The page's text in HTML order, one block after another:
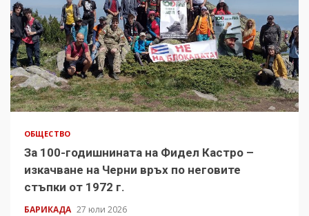
ОБЩЕСТВО
За 100-годишнината на Фидел Кастро –
изкачване на Черни връх по неговите
стъпки от 1972 г.
БАРИКАДА 27 юли 2026